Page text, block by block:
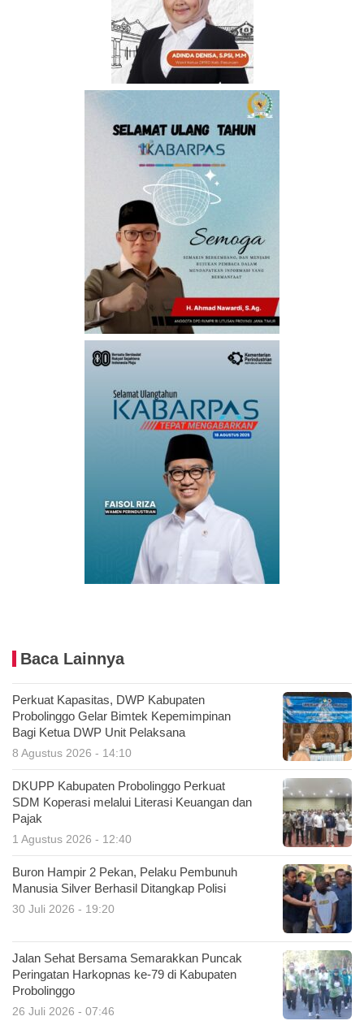
Baca Lainnya
Perkuat Kapasitas, DWP Kabupaten
Probolinggo Gelar Bimtek Kepemimpinan
Bagi Ketua DWP Unit Pelaksana
8 Agustus 2026 - 14:10
DKUPP Kabupaten Probolinggo Perkuat
SDM Koperasi melalui Literasi Keuangan dan
Pajak
1 Agustus 2026 - 12:40
Buron Hampir 2 Pekan, Pelaku Pembunuh
Manusia Silver Berhasil Ditangkap Polisi
30 Juli 2026 - 19:20
Jalan Sehat Bersama Semarakkan Puncak
Peringatan Harkopnas ke-79 di Kabupaten
Probolinggo
26 Juli 2026 - 07:46